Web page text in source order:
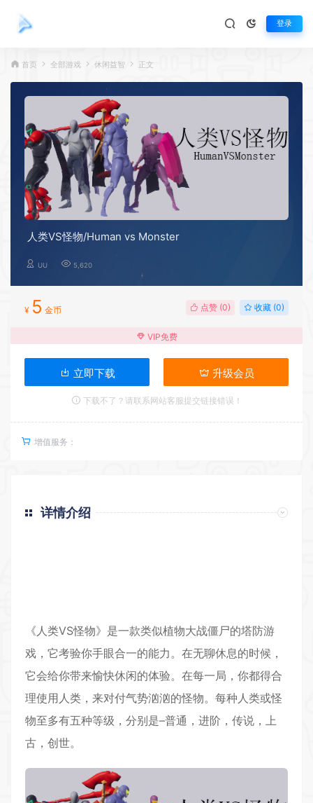
登录
首页 全部游戏 休闲益智 正文
人类VS怪物/Human vs Monster
UU 5,620
¥ 5 金币 点赞 (0) 收藏 (0)
VIP免费
立即下载 升级会员
下载不了？请联系网站客服提交链接错误！
增值服务：
详情介绍
《人类VS怪物》是一款类似植物大战僵尸的塔防游
戏，它考验你手眼合一的能力。在无聊休息的时候，
它会给你带来愉快休闲的体验。在每一局，你都得合
理使用人类，来对付气势汹汹的怪物。每种人类或怪
物至多有五种等级，分别是–普通，进阶，传说，上
古，创世。